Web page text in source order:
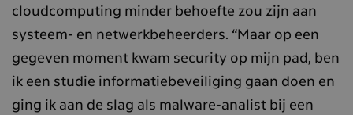
cloudcomputing minder behoefte zou zijn aan
systeem- en netwerkbeheerders. “Maar op een
gegeven moment kwam security op mijn pad, ben
ik een studie informatiebeveiliging gaan doen en
ging ik aan de slag als malware-analist bij een